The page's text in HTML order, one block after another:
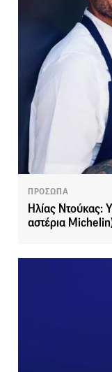
ΠΡΟΣΩΠΑ
Ηλίας Ντούκας:
αστέρια